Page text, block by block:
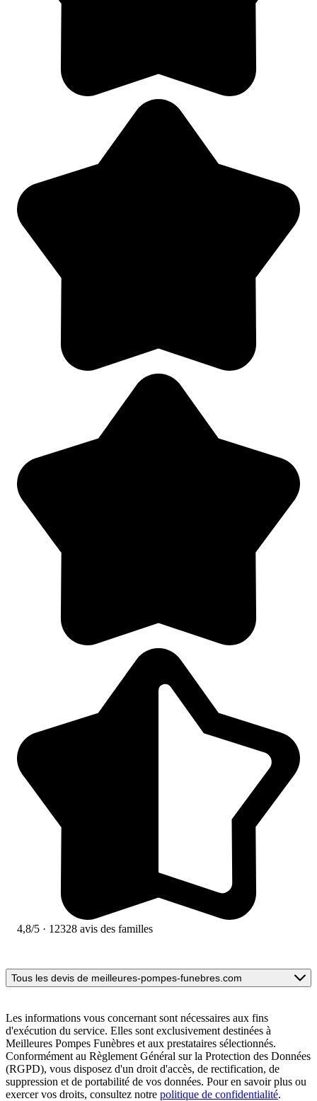
4,8/5 · 12328 avis des familles
Tous les devis de meilleures-pompes-funebres.com
Les informations vous concernant sont nécessaires aux fins
d'exécution du service. Elles sont exclusivement destinées à
Meilleures Pompes Funèbres et aux prestataires sélectionnés.
Conformément au Règlement Général sur la Protection des Données
(RGPD), vous disposez d'un droit d'accès, de rectification, de
suppression et de portabilité de vos données. Pour en savoir plus ou
exercer vos droits, consultez notre politique de confidentialité.